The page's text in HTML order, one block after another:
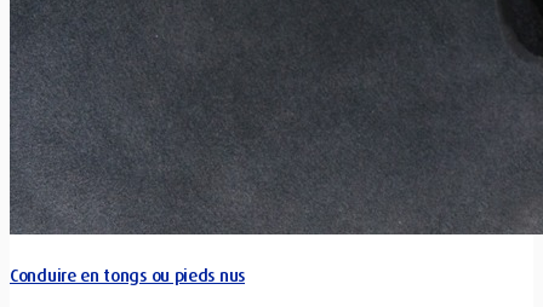
Conduire en tongs ou pieds nus